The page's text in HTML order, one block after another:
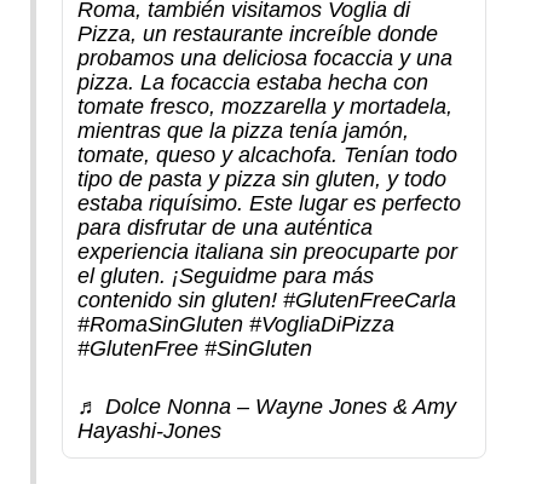
Roma, también visitamos Voglia di
Pizza, un restaurante increíble donde
probamos una deliciosa focaccia y una
pizza. La focaccia estaba hecha con
tomate fresco, mozzarella y mortadela,
mientras que la pizza tenía jamón,
tomate, queso y alcachofa. Tenían todo
tipo de pasta y pizza sin gluten, y todo
estaba riquísimo. Este lugar es perfecto
para disfrutar de una auténtica
experiencia italiana sin preocuparte por
el gluten. ¡Seguidme para más
contenido sin gluten! #GlutenFreeCarla
#RomaSinGluten #VogliaDiPizza
#GlutenFree #SinGluten
♬ Dolce Nonna – Wayne Jones & Amy
Hayashi-Jones